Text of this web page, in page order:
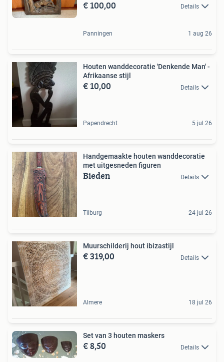
€ 100,00 Details
Panningen 1 aug 26
Houten wanddecoratie 'Denkende Man' -
Afrikaanse stijl
€ 10,00 Details
Papendrecht 5 jul 26
Handgemaakte houten wanddecoratie
met uitgesneden figuren
Bieden Details
Tilburg 24 jul 26
Muurschilderij hout ibizastijl
€ 319,00 Details
Almere 18 jul 26
Set van 3 houten maskers
€ 8,50 Details